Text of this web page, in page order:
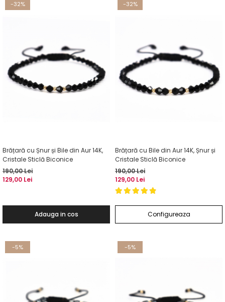
-32%
Brățară cu Șnur și Bile din Aur 14K,
Cristale Sticlă Biconice
190,00 Lei
129,00 Lei
Adauga in cos
-32%
Brățară cu Bile din Aur 14K, Șnur și
Cristale Sticlă Biconice
190,00 Lei
129,00 Lei
Configureaza
-5% -5%